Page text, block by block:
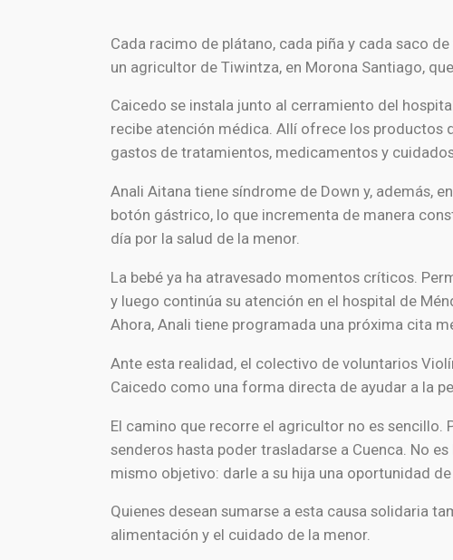
Cada racimo de plátano, cada piña y cada saco
un agricultor de Tiwintza, en Morona Santiago,
Caicedo se instala junto al cerramiento del
recibe atención médica. Allí ofrece los productos
gastos de tratamientos, medicamentos y
Anali Aitana tiene síndrome de Down y, además,
botón gástrico, lo que incrementa de manera
día por la salud de la menor.
La bebé ya ha atravesado momentos críticos.
y luego continúa su atención en el hospital de
Ahora, Anali tiene programada una próxima cita
Ante esta realidad, el colectivo de voluntarios
Caicedo como una forma directa de ayudar a la
El camino que recorre el agricultor no es sencillo.
senderos hasta poder trasladarse a Cuenca. No
mismo objetivo: darle a su hija una oportunidad
Quienes desean sumarse a esta causa solidaria
alimentación y el cuidado de la menor.